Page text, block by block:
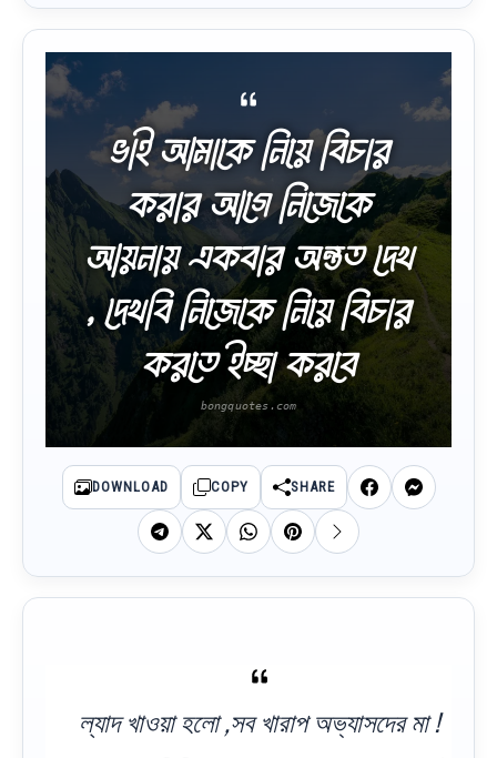
ভাই আমাকে নিয়ে বিচার
করার আগে নিজেকে
আয়নায় একবার অন্তত দেখ
, দেখবি নিজেকে নিয়ে বিচার
করতে ইচ্ছা করবে
DOWNLOAD COPY SHARE
ল্যাদ খাওয়া হলো ,সব খারাপ অভ্যাসদের মা !